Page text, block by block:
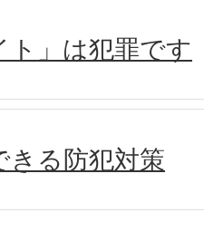
ト」は犯罪です
きる防犯対策